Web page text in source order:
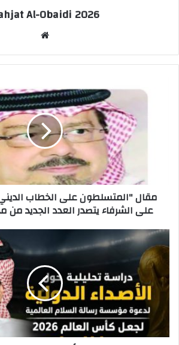
Al-Obaidi 2026
مقال "المتسلطون على الخطاب
على الشرفاء يتصدر العدد الجديد